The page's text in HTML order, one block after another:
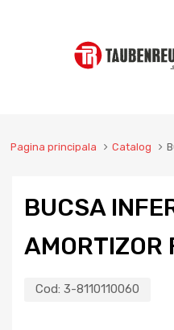
Pagina principala Catalog
BUCSA
AMORTIZOR
Cod: 3-8110110060